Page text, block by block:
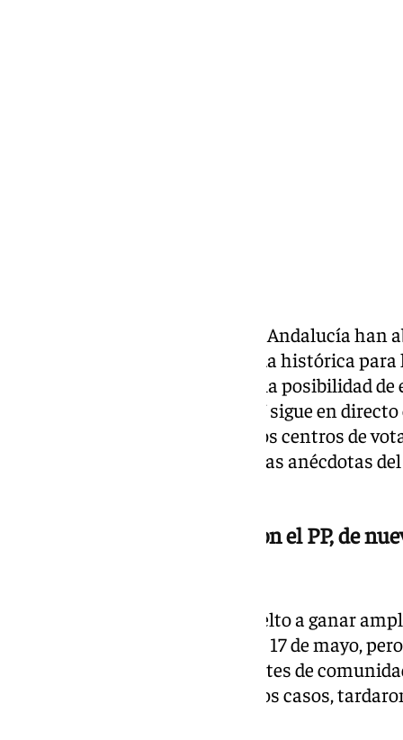
Los colegios electorales de toda Andalucía han
horas dando inicio a una jornada histórica
millones de ciudadanos tienen la posibilidad
Parlamento autonómico. 101TV sigue en
desde la apertura de los primeros centros de
con los datos de participación, las anécdotas
Vox tiene la llave: el pacto con el PP, de
El PP de Juanma Moreno ha vuelto a ganar
autonómicas en Andalucía este 17 de mayo,
pacto con Vox tras los precedentes de
y Castilla León, donde en algunos casos,